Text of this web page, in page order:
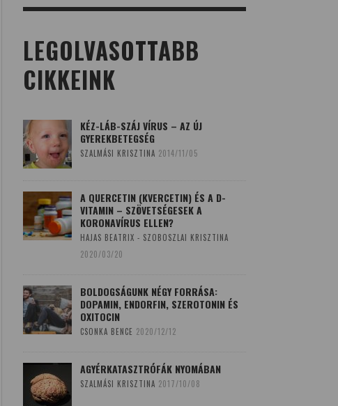
LEGOLVASOTTABB
CIKKEINK
KÉZ-LÁB-SZÁJ VÍRUS – AZ ÚJ
GYEREKBETEGSÉG
SZALMÁSI KRISZTINA 2014/11/05
A QUERCETIN (KVERCETIN) ÉS A D-
VITAMIN – SZÖVETSÉGESEK A
KORONAVÍRUS ELLEN?
HAJAS BEATRIX - SZOBOSZLAI KRISZTINA
2020/03/20
BOLDOGSÁGUNK NÉGY FORRÁSA:
DOPAMIN, ENDORFIN, SZEROTONIN ÉS
OXITOCIN
CSONKA BENCE 2020/12/12
AGYÉRKATASZTRÓFÁK NYOMÁBAN
SZALMÁSI KRISZTINA 2017/10/08